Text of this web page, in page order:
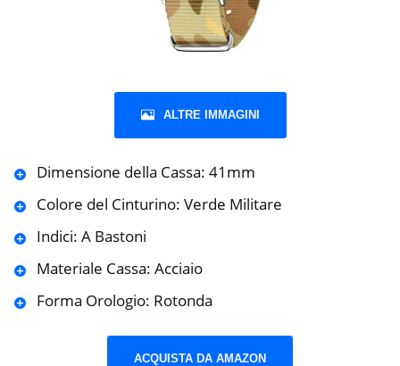
ALTRE IMMAGINI
Dimensione della Cassa: 41mm
Colore del Cinturino: Verde Militare
Indici: A Bastoni
Materiale Cassa: Acciaio
Forma Orologio: Rotonda
ACQUISTA DA AMAZON